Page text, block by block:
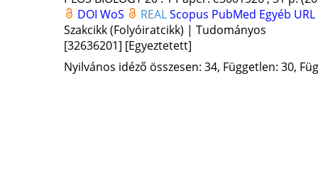
DOI WoS REALScopus PubMed Egyéb URL
Szakcikk (Folyóiratcikk) | Tudományos
[32636201] [Egyeztetett]
Nyilvános idéző összesen: 34, Független: 30,